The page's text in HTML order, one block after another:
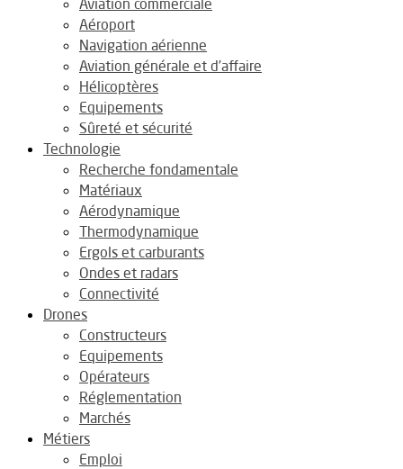
Aviation commerciale
Aéroport
Navigation aérienne
Aviation générale et d’affaire
Hélicoptères
Equipements
Sûreté et sécurité
Technologie
Recherche fondamentale
Matériaux
Aérodynamique
Thermodynamique
Ergols et carburants
Ondes et radars
Connectivité
Drones
Constructeurs
Equipements
Opérateurs
Réglementation
Marchés
Métiers
Emploi